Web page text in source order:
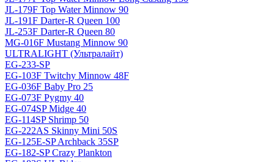
JL-179F Top Water Minnow 90
JL-191F Darter-R Queen 100
JL-253F Darter-R Queen 80
MG-016F Mustang Minnow 90
ULTRALIGHT (Ультралайт)
EG-233-SP
EG-103F Twitchy Minnow 48F
EG-036F Baby Pro 25
EG-073F Pygmy 40
EG-074SP Midge 40
EG-114SP Shrimp 50
EG-222AS Skinny Mini 50S
EG-125E-SP Archback 35SP
EG-182-SP Crazy Plankton